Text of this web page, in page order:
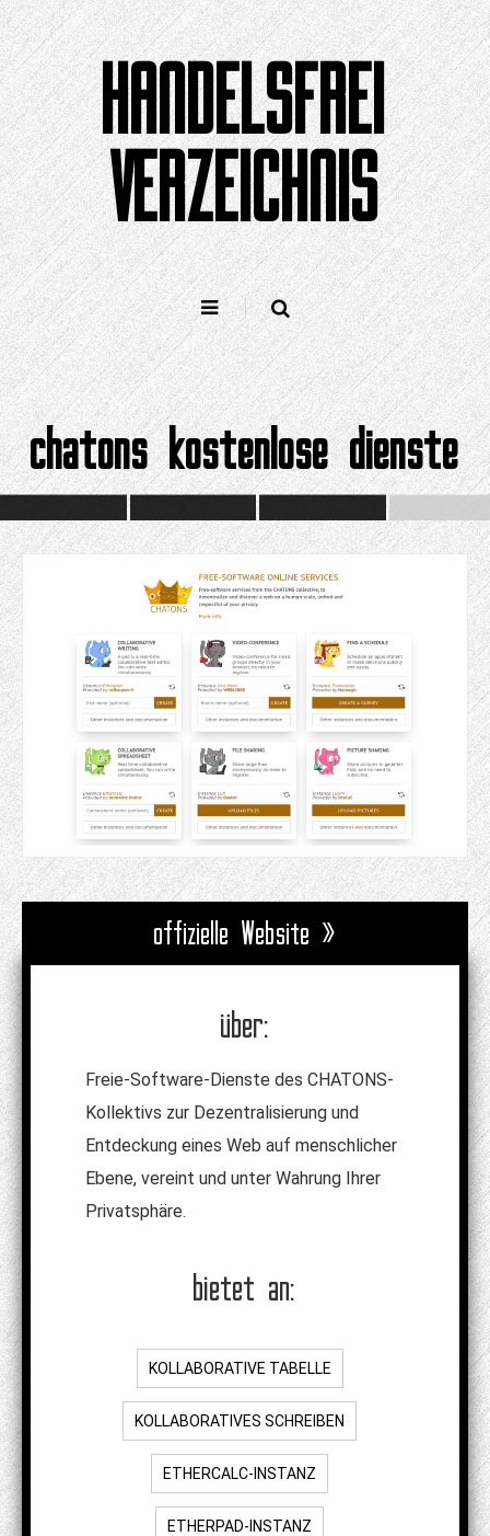
Zum
Inhalt
springen
HANDELSFREI
VERZEICHNIS
chatons kostenlose dienste
offizielle Website »
über:
Freie-Software-Dienste des CHATONS-
Kollektivs zur Dezentralisierung und
Entdeckung eines Web auf menschlicher
Ebene, vereint und unter Wahrung Ihrer
Privatsphäre.
bietet an:
KOLLABORATIVE TABELLE
KOLLABORATIVES SCHREIBEN
ETHERCALC-INSTANZ
ETHERPAD-INSTANZ